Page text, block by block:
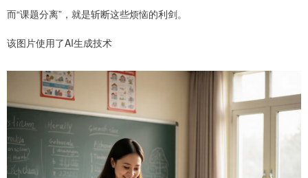
而“课题分离”，就是斩断这些烦恼的利剑。
该图片使用了AI生成技术